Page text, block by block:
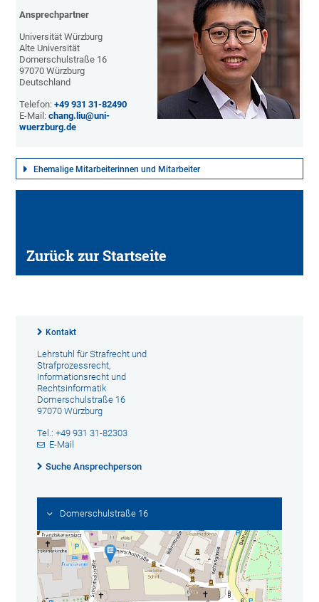
Ansprechpartner
Universität Würzburg
Alte Universität
Domerschulstraße 16
97070 Würzburg
Deutschland
Telefon:+49 931 31-82490
E-Mail:chang.liu@uni-
wuerzburg.de
Ehemalige Mitarbeiterinnen und Mitarbeiter
Zurück zur Startseite
Kontakt
Lehrstuhl für Strafrecht und
Strafprozessrecht,
Informationsrecht und
Rechtsinformatik
Domerschulstraße 16
97070 Würzburg
Tel.: +49 931 31-82303
E-Mail
Suche Ansprechperson
Domerschulstraße 16